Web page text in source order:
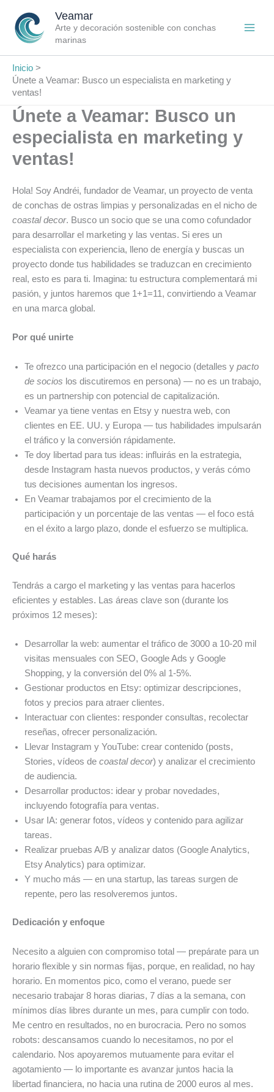
contenido
Veamar
Arte y decoración sostenible con conchas
marinas
Inicio
Únete a Veamar: Busco un especialista en marketing y
ventas!
Únete a Veamar: Busco un
especialista en marketing y
ventas!
Hola! Soy Andréi, fundador de Veamar, un proyecto de venta
de conchas de ostras limpias y personalizadas en el nicho de
coastal decor. Busco un socio que se una como cofundador
para desarrollar el marketing y las ventas. Si eres un
especialista con experiencia, lleno de energía y buscas un
proyecto donde tus habilidades se traduzcan en crecimiento
real, esto es para ti. Imagina: tu estructura complementará mi
pasión, y juntos haremos que 1+1=11, convirtiendo a Veamar
en una marca global.
Por qué unirte
Te ofrezco una participación en el negocio (detalles y pacto
de socios los discutiremos en persona) — no es un trabajo,
es un partnership con potencial de capitalización.
Veamar ya tiene ventas en Etsy y nuestra web, con
clientes en EE. UU. y Europa — tus habilidades impulsarán
el tráfico y la conversión rápidamente.
Te doy libertad para tus ideas: influirás en la estrategia,
desde Instagram hasta nuevos productos, y verás cómo
tus decisiones aumentan los ingresos.
En Veamar trabajamos por el crecimiento de la
participación y un porcentaje de las ventas — el foco está
en el éxito a largo plazo, donde el esfuerzo se multiplica.
Qué harás
Tendrás a cargo el marketing y las ventas para hacerlos
eficientes y estables. Las áreas clave son (durante los
próximos 12 meses):
Desarrollar la web: aumentar el tráfico de 3000 a 10-20 mil
visitas mensuales con SEO, Google Ads y Google
Shopping, y la conversión del 0% al 1-5%.
Gestionar productos en Etsy: optimizar descripciones,
fotos y precios para atraer clientes.
Interactuar con clientes: responder consultas, recolectar
reseñas, ofrecer personalización.
Llevar Instagram y YouTube: crear contenido (posts,
Stories, vídeos de coastal decor) y analizar el crecimiento
de audiencia.
Desarrollar productos: idear y probar novedades,
incluyendo fotografía para ventas.
Usar IA: generar fotos, vídeos y contenido para agilizar
tareas.
Realizar pruebas A/B y analizar datos (Google Analytics,
Etsy Analytics) para optimizar.
Y mucho más — en una startup, las tareas surgen de
repente, pero las resolveremos juntos.
Dedicación y enfoque
Necesito a alguien con compromiso total — prepárate para un
horario flexible y sin normas fijas, porque, en realidad, no hay
horario. En momentos pico, como el verano, puede ser
necesario trabajar 8 horas diarias, 7 días a la semana, con
mínimos días libres durante un mes, para cumplir con todo.
Me centro en resultados, no en burocracia. Pero no somos
robots: descansamos cuando lo necesitamos, no por el
calendario. Nos apoyaremos mutuamente para evitar el
agotamiento — lo importante es avanzar juntos hacia la
libertad financiera, no hacia una rutina de 2000 euros al mes.